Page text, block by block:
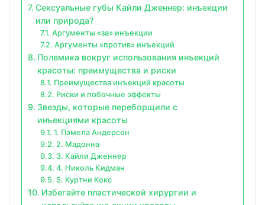
Сексуальные губы Кайли Дженнер: инъекции
или природа?
Аргументы «за» инъекции
Аргументы «против» инъекций
Полемика вокруг использования инъекций
красоты: преимущества и риски
Преимущества инъекций красоты
Риски и побочные эффекты
Звезды, которые переборщили с
инъекциями красоты
1. Пэмела Андерсон
2. Мадонна
3. Кайли Дженнер
4. Николь Кидман
5. Куртни Кокс
Избегайте пластической хирургии и